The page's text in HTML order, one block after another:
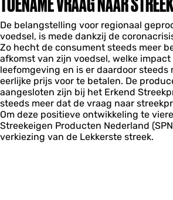
De belangstelling voor regionaal
voedsel, is mede dankzij de
Zo hecht de consument steeds meer
afkomst van zijn voedsel, welke
leefomgeving en is er daardoor steeds
eerlijke prijs voor te betalen. De
aangesloten zijn bij het Erkend
steeds meer dat de vraag naar
Om deze positieve ontwikkeling te
Streekeigen Producten Nederland
verkiezing van de Lekkerste streek.